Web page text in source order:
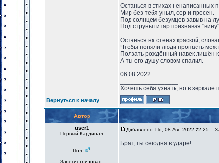
Останься в стихах ненаписанных
Мир без тебя уныл, сер и пресен.
Под солнцем безумцев завыв на
Под струны гитар признавая
Останься на стенах краской,
Чтобы поняли люди пропасть меж
Ползать рождённый навек лишён
А ты его душу словом спалил.
06.08.2022
Хочешь себя узнать, но в зеркале
Вернуться к началу
Автор
user1
Первый Кардинал
Пол:
Зарегистрирован:
Добавлено: Пн, 08 Авг, 2022 22:25
Брат, ты сегодня в ударе!